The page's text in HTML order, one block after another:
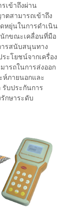
เข้าถึงผ่าน
ตสามารถเข้าถึง
หยุ่นในการดำเนิน
กขณะเคลื่อนที่มือ
ารสนับสนุนทาง
ะโยชน์จากเครื่อง
ารถในการส่งออก
ห์ภายนอกและ
รับประกันการ
กษาระดับ